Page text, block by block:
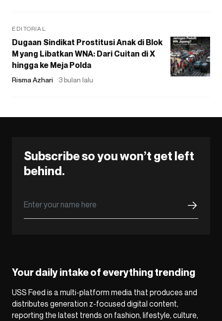
EDITORIAL
Dugaan Sindikat Prostitusi Anak di Blok
M yang Libatkan WNA: Dari Cuitan di X
hingga ke Meja Polda
Risma Azhari 3 bulan lalu
Subscribe so you won’t get left
behind.
Your daily intake of everything trending
USS Feed is a multi-platform media that produces and
distributes generation z-focused digital content,
reporting the latest trends on fashion, lifestyle, culture,